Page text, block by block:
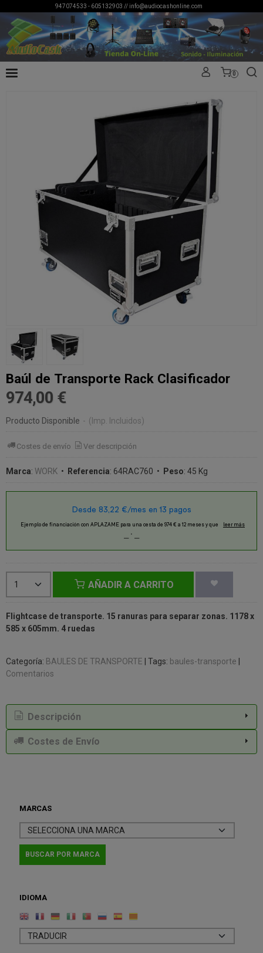
947074533 - 605132903 // info@audiocashonline.com
0
MARCAS
IDIOMA
Baúl de Transporte Rack Clasificador
974,00 €
Producto Disponible - (Imp. Incluidos)
Costes de envío Ver descripción
Marca: WORK • Referencia: 64RAC760 • Peso: 45 Kg
AÑADIR A CARRITO
Flightcase de transporte. 15 ranuras para separar zonas. 1178 x
585 x 605mm. 4 ruedas
Categoría: BAULES DE TRANSPORTE Tags: baules-transporte
Comentarios
Descripción
Costes de Envío